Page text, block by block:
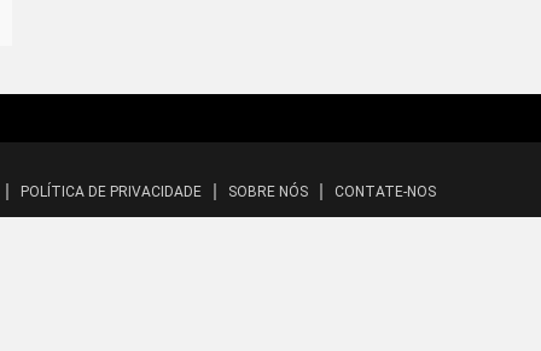
POLÍTICA DE PRIVACIDADE SOBRE NÓS CONTATE-NOS